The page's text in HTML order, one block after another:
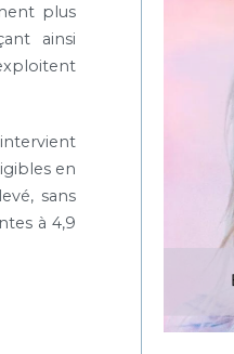
plus
ainsi
en
sans
à 4,9